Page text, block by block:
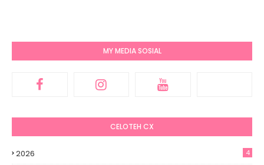
MY MEDIA SOSIAL
CELOTEH CX
2026 4